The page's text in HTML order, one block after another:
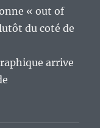
« out of
du coté de
arrive